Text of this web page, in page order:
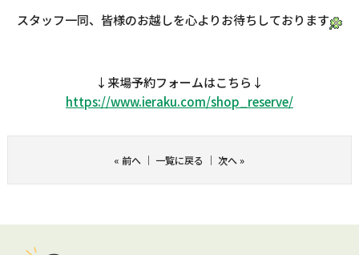
スタッフ一同、皆様のお越しを心よりお待ちしております
↓ 来場予約フォームはこちら ↓
https://www.ieraku.com/shop_ reserve/
« 前へ ｜ 一覧に戻る ｜次へ»